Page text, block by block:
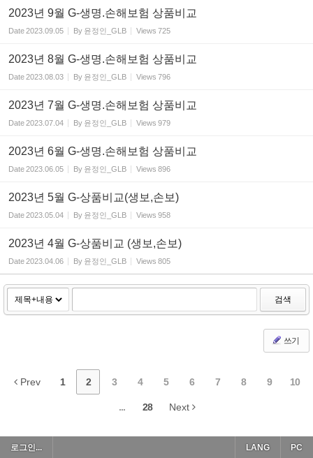
2023년 9월 G-생명.손해보험 상품비교
Date2023.09.05 By 윤정인_GLB Views 725
2023년 8월 G-생명.손해보험 상품비교
Date2023.08.03 By 윤정인_GLB Views 796
2023년 7월 G-생명.손해보험 상품비교
Date2023.07.04 By 윤정인_GLB Views 979
2023년 6월 G-생명.손해보험 상품비교
Date2023.06.05 By 윤정인_GLB Views 896
2023년 5월 G-상품비교(생보,손보)
Date2023.05.04 By 윤정인_GLB Views 958
2023년 4월 G-상품비교 (생보,손보)
Date2023.04.06 By 윤정인_GLB Views 805
검색
쓰기
Prev 1 2 3 4 5 6 7 8 9 10
... 28 Next
로그인... PC
LANG